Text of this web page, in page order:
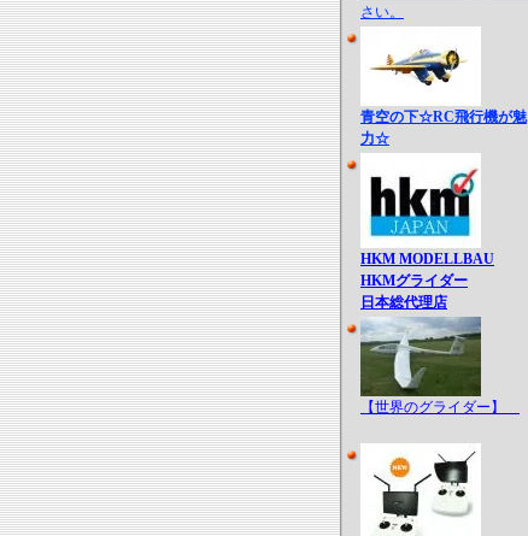
さい。
青空の下☆RC飛行機が魅
力☆
HKM MODELLBAU
HKMグライダー
日本総代理店
【世界のグライダー】